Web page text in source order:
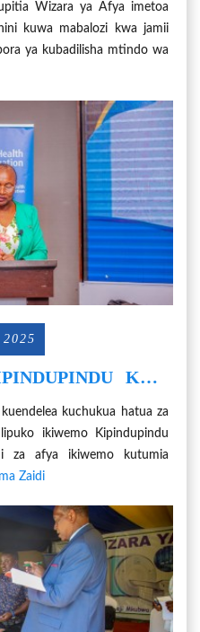
Wizara ya Afya imetoa
kuwa mabalozi kwa jamii
ya kubadilisha mtindo wa
KWA
kuchukua hatua za
ikiwemo Kipindupindu
za afya ikiwemo kutumia
Zaidi